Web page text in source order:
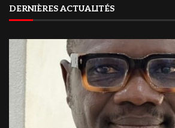
DERNIÈRES ACTUALITÉS